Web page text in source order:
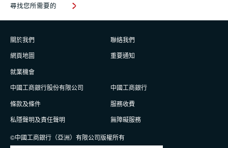
尋找您所需要的
關於我們
聯絡我們
網頁地圖
重要通知
就業機會
中國工商銀行股份有限公司
中國工商銀行
條款及條件
服務收費
私隱聲明及責任聲明
無障礙服務
©中國工商銀行（亞洲）有限公司版權所有